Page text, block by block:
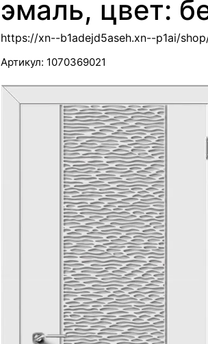
эмаль, цвет:
https://xn--b1adejd5aseh.xn--p1ai/
Артикул: 1070369021